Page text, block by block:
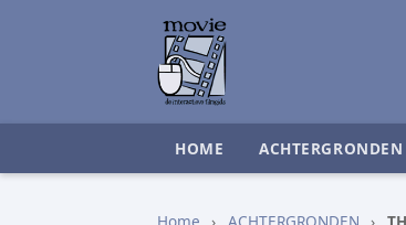
HOME ACHTERGRONDEN